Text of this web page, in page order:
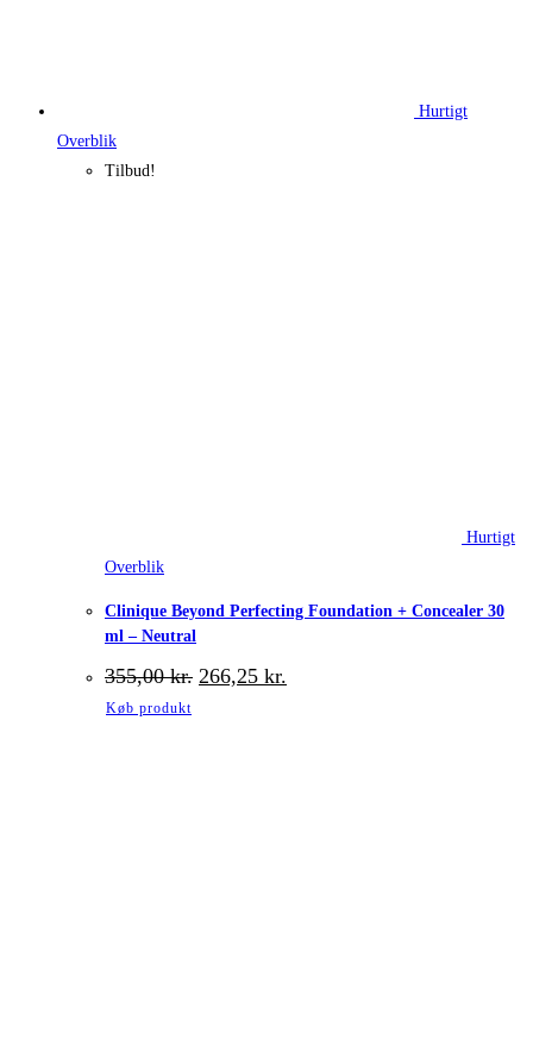
Hurtigt
Overblik
Tilbud!
Hurtigt
Overblik
Clinique Beyond Perfecting Foundation + Concealer 30
ml – Neutral
355,00kr. Den
oprindelige
266,25 kr.
aktuelle
Køb produkt